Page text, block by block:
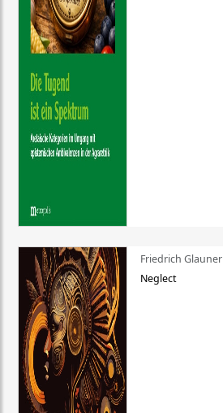
Friedrich Glauner
Neglect